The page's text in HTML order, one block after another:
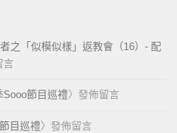
之「似模似樣」返教會（16）- 配
言
Sooo節目巡禮〉發佈留言
目巡禮〉發佈留言